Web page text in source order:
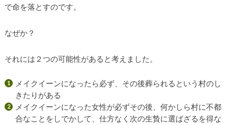
で命を落とすのです。
なぜか？
それには２つの可能性があると考えました。
メイクイーンになったら必ず、その後葬られるという村のし
きたりがある
メイクイーンになった女性が必ずその後、何かしら村に不都
合なことをしでかして、仕方なく次の生贄に選ばざるを得な